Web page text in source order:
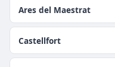
Ares del Maestrat
Castellfort